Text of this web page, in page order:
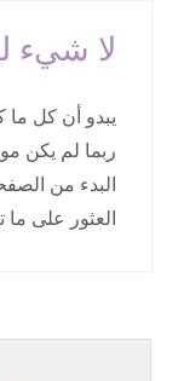
لا شيء
يبدو أن كل ما
ربما لم يكن
البدء من
العثور على